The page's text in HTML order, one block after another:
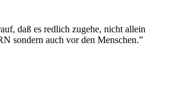
daß es redlich zugehe, nicht allein
sondern auch vor den Menschen.”